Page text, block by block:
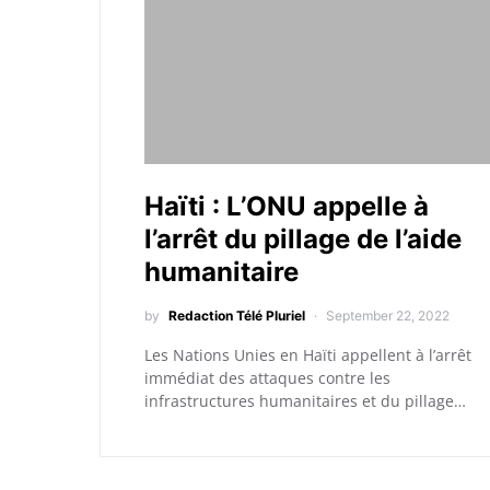
Haïti : L’ONU appelle à
l’arrêt du pillage de l’aide
humanitaire
by Redaction Télé Pluriel September 22, 2022
Les Nations Unies en Haïti appellent à l’arrêt
immédiat des attaques contre les
infrastructures humanitaires et du pillage…